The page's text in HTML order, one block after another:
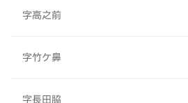
字高之前
字竹ケ鼻
字長田脇